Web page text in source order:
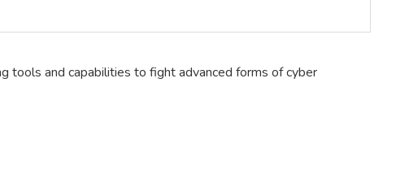
tools and capabilities to fight advanced forms of cyber